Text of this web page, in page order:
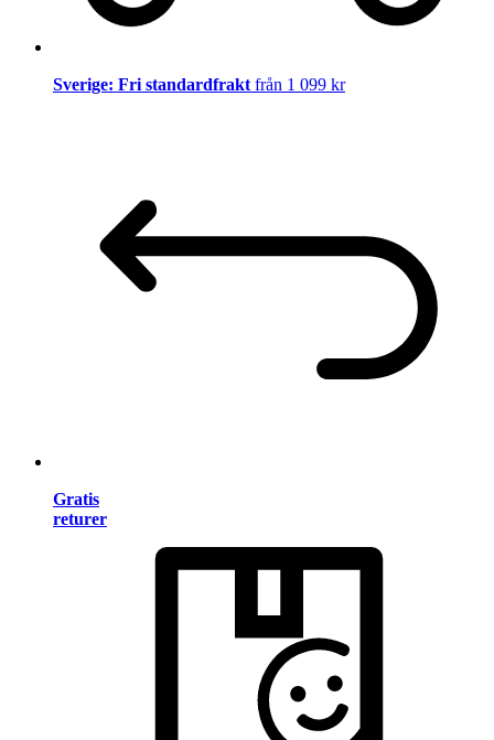
Sverige: Fri standardfrakt från 1 099 kr
Gratis
returer